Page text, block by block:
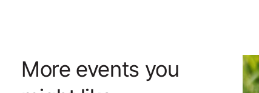
More events you